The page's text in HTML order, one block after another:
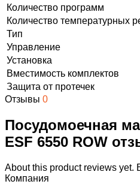
Количество программ
Количество температурных
Тип
Управление
Установка
Вместимость комплектов
Защита от протечек
Отзывы 0
Посудомоечная
ESF 6550 ROW
About this product reviews yet.
Компания